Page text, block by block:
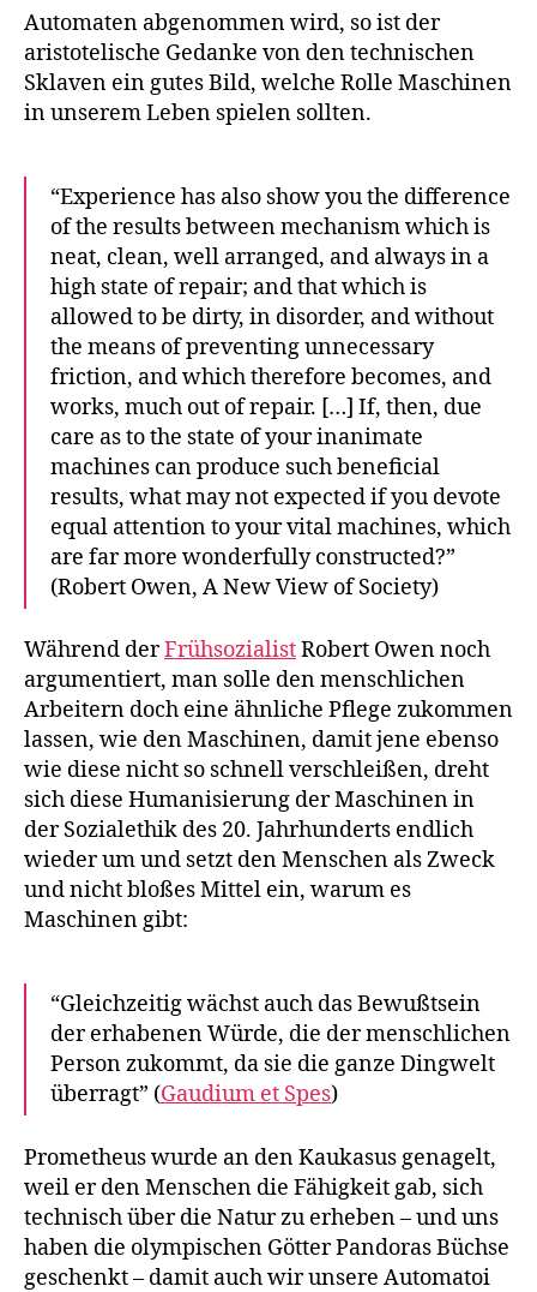
Automaten abgenommen wird, so ist der
aristotelische Gedanke von den technischen
Sklaven ein gutes Bild, welche Rolle Maschinen
in unserem Leben spielen sollten.
“Experience has also show you the difference
of the results between mechanism which is
neat, clean, well arranged, and always in a
high state of repair; and that which is
allowed to be dirty, in disorder, and without
the means of preventing unnecessary
friction, and which therefore becomes, and
works, much out of repair. […] If, then, due
care as to the state of your inanimate
machines can produce such beneficial
results, what may not expected if you devote
equal attention to your vital machines, which
are far more wonderfully constructed?”
(Robert Owen, A New View of Society)
Während derFrühsozialistRobert Owen noch
argumentiert, man solle den menschlichen
Arbeitern doch eine ähnliche Pflege zukommen
lassen, wie den Maschinen, damit jene ebenso
wie diese nicht so schnell verschleißen, dreht
sich diese Humanisierung der Maschinen in
der Sozialethik des 20. Jahrhunderts endlich
wieder um und setzt den Menschen als Zweck
und nicht bloßes Mittel ein, warum es
Maschinen gibt:
“Gleichzeitig wächst auch das Bewußtsein
der erhabenen Würde, die der menschlichen
Person zukommt, da sie die ganze Dingwelt
überragt” (Gaudium et Spes)
Prometheus wurde an den Kaukasus genagelt,
weil er den Menschen die Fähigkeit gab, sich
technisch über die Natur zu erheben – und uns
haben die olympischen Götter Pandoras Büchse
geschenkt – damit auch wir unsere Automatoi